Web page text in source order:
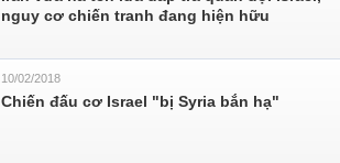
nguy cơ chiến tranh đang hiện hữu
10/02/2018
Chiến đấu cơ Israel "bị Syria bắn hạ"